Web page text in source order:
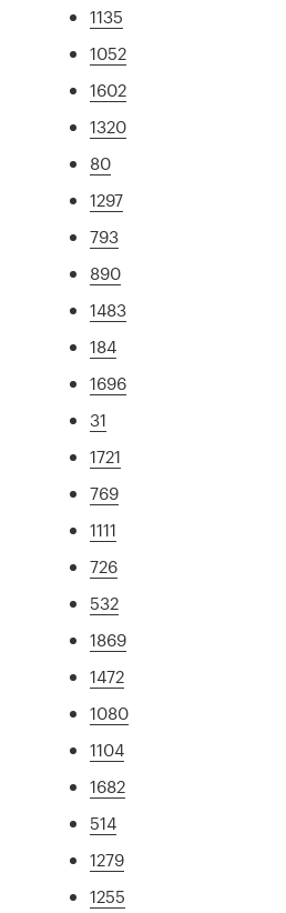
1135
1052
1602
1320
80
1297
793
890
1483
184
1696
31
1721
769
1111
726
532
1869
1472
1080
1104
1682
514
1279
1255